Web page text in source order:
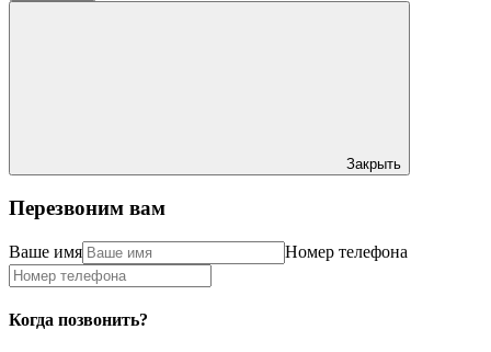
Закрыть
Перезвоним вам
Ваше имя Номер телефона
Когда позвонить?